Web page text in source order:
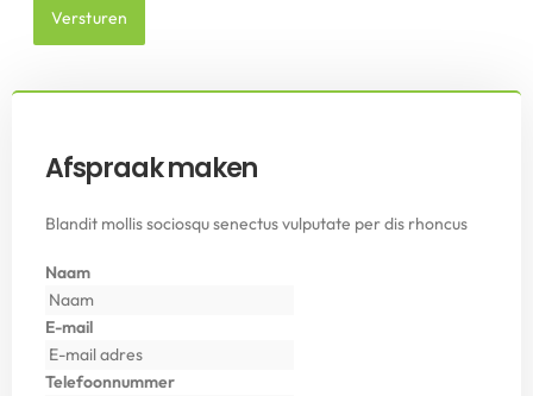
Versturen
Afspraak maken
Blandit mollis sociosqu senectus vulputate per dis rhoncus
Naam
E-mail
Telefoonnummer